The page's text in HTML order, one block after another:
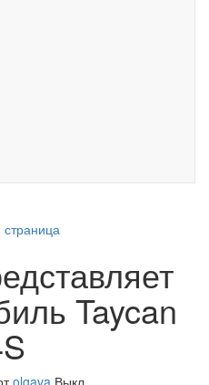
страница
Taycan
olgava Выкл